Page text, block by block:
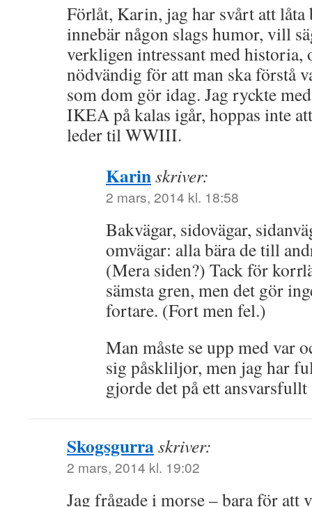
Förlåt, Karin, jag har svårt att
innebär någon slags humor, vill
verkligen intressant med historia,
nödvändig för att man ska förstå
som dom gör idag. Jag ryckte
IKEA på kalas igår, hoppas inte
leder til WWIII.
Karinskriver:
2 mars, 2014 kl. 18:58
Bakvägar, sidovägar,
omvägar: alla bära de till
(Mera siden?) Tack för
sämsta gren, men det gör
fortare. (Fort men fel.)
Man måste se upp med var
sig påskliljor, men jag har
gjorde det på ett ansvarsfullt
Skogsgurraskriver:
2 mars, 2014 kl. 19:02
Jag frågade i morse – bara för att